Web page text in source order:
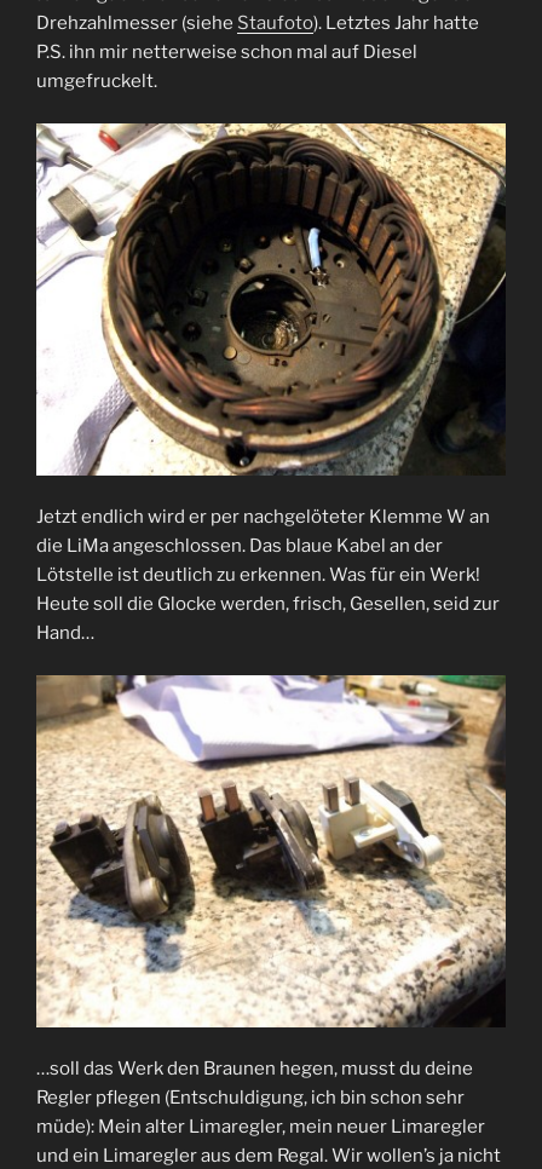
Drehzahlmesser (siehe Staufoto). Letztes Jahr hatte
P.S. ihn mir netterweise schon mal auf Diesel
umgefruckelt.
Jetzt endlich wird er per nachgelöteter Klemme W an
die LiMa angeschlossen. Das blaue Kabel an der
Lötstelle ist deutlich zu erkennen. Was für ein Werk!
Heute soll die Glocke werden, frisch, Gesellen, seid zur
Hand…
…soll das Werk den Braunen hegen, musst du deine
Regler pflegen (Entschuldigung, ich bin schon sehr
müde): Mein alter Limaregler, mein neuer Limaregler
und ein Limaregler aus dem Regal. Wir wollen’s ja nicht